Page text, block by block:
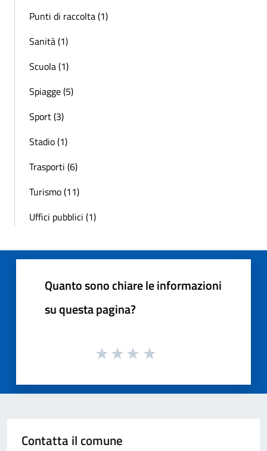
Punti di raccolta (1)
Sanità (1)
Scuola (1)
Spiagge (5)
Sport (3)
Stadio (1)
Trasporti (6)
Turismo (11)
Uffici pubblici (1)
Quanto sono chiare le informazioni
su questa pagina?
Contatta il comune